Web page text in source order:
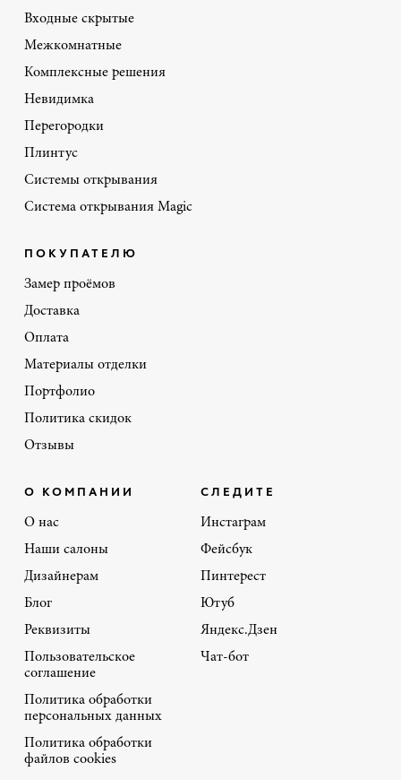
Входные скрытые
Межкомнатные
Комплексные решения
Невидимка
Перегородки
Плинтус
Системы открывания
Система открывания Magic
ПОКУПАТЕЛЮ
Замер проёмов
Доставка
Оплата
Материалы отделки
Портфолио
Политика скидок
Отзывы
О КОМПАНИИ
О нас
Наши салоны
Дизайнерам
Блог
Реквизиты
Пользовательское
соглашение
Политика обработки
персональных данных
Политика обработки
файлов cookies
СЛЕДИТЕ
Инстаграм
Фейсбук
Пинтерест
Ютуб
Яндекс.Дзен
Чат-бот